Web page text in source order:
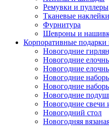
Ремувки и пуллеры
Тканевые наклейки
Фурнитура
Шевроны и
Корпоративные
Новогодние
Новогодние
Новогодние
Новогодние
Новогодние
Новогодние
Новогодние свечи
Новогодний стол
Новогодняя